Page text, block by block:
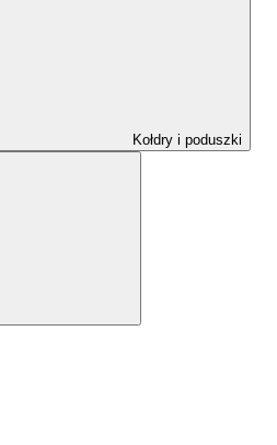
Kołdry i poduszki